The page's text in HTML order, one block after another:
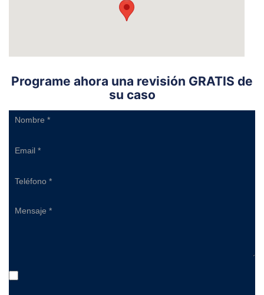
Programe ahora una revisión GRATIS de
su caso